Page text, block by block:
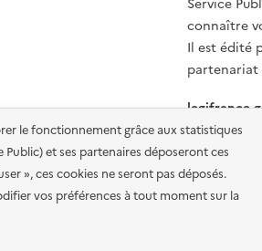
le fonctionnement grâce aux statistiques
et ses partenaires déposeront ces
», ces cookies ne seront pas déposés.
vos préférences à tout moment sur la
Service
connaître
Il est édité
partenariat